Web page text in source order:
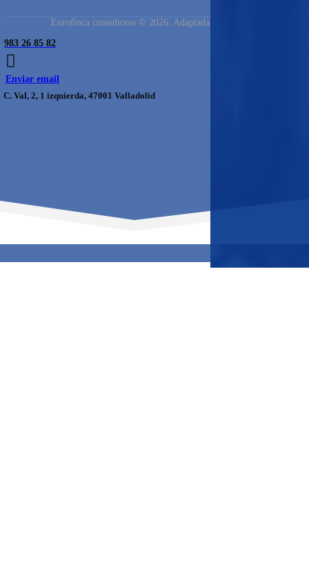
Eurofinca consultores © 2026. Adaptada por Carazos
983 26 85 82
Enviar email
C. Val, 2, 1 izquierda, 47001 Valladolid